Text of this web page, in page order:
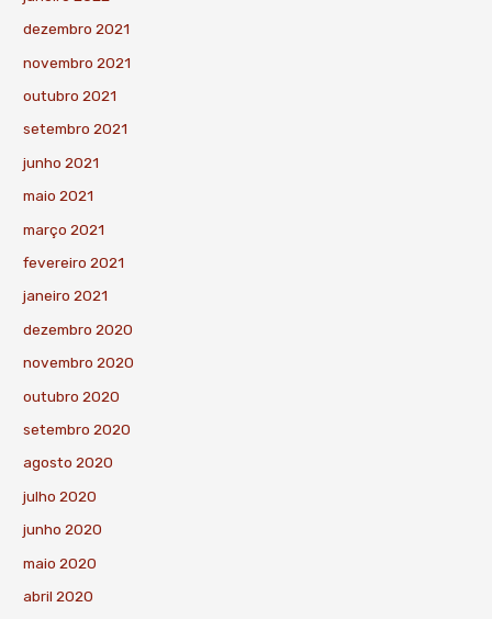
dezembro 2021
novembro 2021
outubro 2021
setembro 2021
junho 2021
maio 2021
março 2021
fevereiro 2021
janeiro 2021
dezembro 2020
novembro 2020
outubro 2020
setembro 2020
agosto 2020
julho 2020
junho 2020
maio 2020
abril 2020